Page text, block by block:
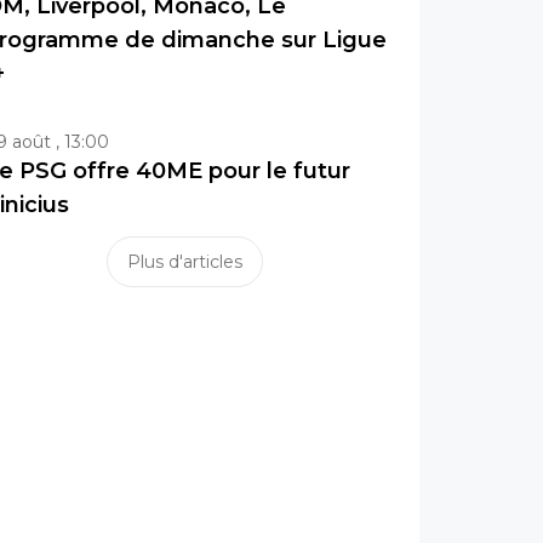
Liverpool, Monaco, Le
de dimanche sur Ligue
août , 13:00
PSG offre 40ME pour le futur
Plus d'articles